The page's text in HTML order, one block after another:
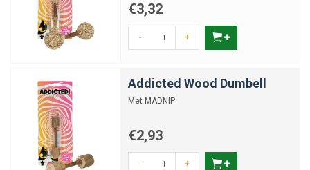
€3,32
- +
Addicted Wood Dumbell
Met MADNIP
€2,93
- +